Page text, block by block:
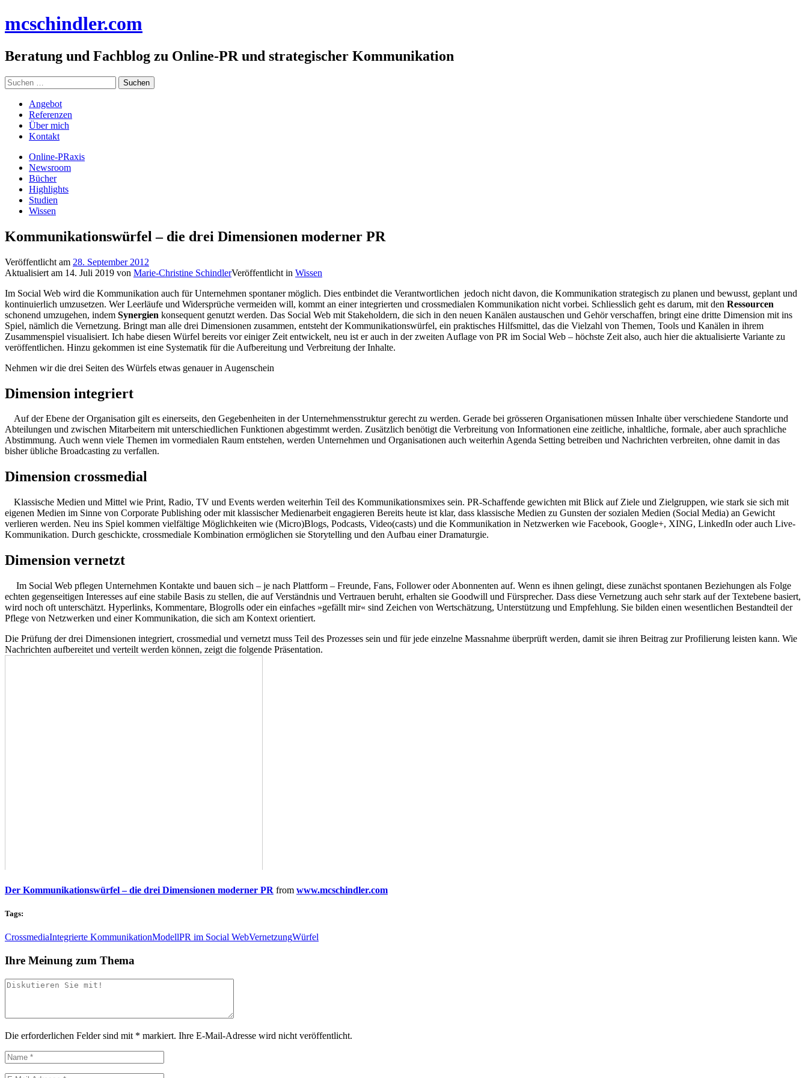
Inhalt
mcschindler.com
Beratung und Fachblog zu Online-PR und strategischer Kommunikation
Suchen
nach:
Angebot
Referenzen
Über mich
Kontakt
Online-PRaxis
Newsroom
Bücher
Highlights
Studien
Wissen
Kommunikationswürfel – die drei Dimensionen moderner PR
Veröffentlicht am 28. September 2012
Aktualisiert am 14. Juli 2019 von Marie-Christine SchindlerVeröffentlicht in Wissen
Im Social Web wird die Kommunikation auch für Unternehmen spontaner möglich. Dies entbindet die Verantwortlichen jedoch nicht davon, die Kommunikation strategisch zu planen und bewusst, geplant und
kontinuierlich umzusetzen. Wer Leerläufe und Widersprüche vermeiden will, kommt an einer integrierten und crossmedialen Kommunikation nicht vorbei. Schliesslich geht es darum, mit den Ressourcen
schonend umzugehen, indem Synergien konsequent genutzt werden. Das Social Web mit Stakeholdern, die sich in den neuen Kanälen austauschen und Gehör verschaffen, bringt eine dritte Dimension mit ins
Spiel, nämlich die Vernetzung. Bringt man alle drei Dimensionen zusammen, entsteht der Kommunikationswürfel, ein praktisches Hilfsmittel, das die Vielzahl von Themen, Tools und Kanälen in ihrem
Zusammenspiel visualisiert. Ich habe diesen Würfel bereits vor einiger Zeit entwickelt, neu ist er auch in der zweiten Auflage von PR im Social Web – höchste Zeit also, auch hier die aktualisierte Variante zu
veröffentlichen. Hinzu gekommen ist eine Systematik für die Aufbereitung und Verbreitung der Inhalte.
Nehmen wir die drei Seiten des Würfels etwas genauer in Augenschein
Dimension integriert
Auf der Ebene der Organisation gilt es einerseits, den Gegebenheiten in der Unternehmensstruktur gerecht zu werden. Gerade bei grösseren Organisationen müssen Inhalte über verschiedene Standorte und
Abteilungen und zwischen Mitarbeitern mit unterschiedlichen Funktionen abgestimmt werden. Zusätzlich benötigt die Verbreitung von Informationen eine zeitliche, inhaltliche, formale, aber auch sprachliche
Abstimmung. Auch wenn viele Themen im vormedialen Raum entstehen, werden Unternehmen und Organisationen auch weiterhin Agenda Setting betreiben und Nachrichten verbreiten, ohne damit in das
bisher übliche Broadcasting zu verfallen.
Dimension crossmedial
Klassische Medien und Mittel wie Print, Radio, TV und Events werden weiterhin Teil des Kommunikationsmixes sein. PR-Schaffende gewichten mit Blick auf Ziele und Zielgruppen, wie stark sie sich mit
eigenen Medien im Sinne von Corporate Publishing oder mit klassischer Medienarbeit engagieren Bereits heute ist klar, dass klassische Medien zu Gunsten der sozialen Medien (Social Media) an Gewicht
verlieren werden. Neu ins Spiel kommen vielfältige Möglichkeiten wie (Micro)Blogs, Podcasts, Video(casts) und die Kommunikation in Netzwerken wie Facebook, Google+, XING, LinkedIn oder auch Live-
Kommunikation. Durch geschickte, crossmediale Kombination ermöglichen sie Storytelling und den Aufbau einer Dramaturgie.
Dimension vernetzt
Im Social Web pflegen Unternehmen Kontakte und bauen sich – je nach Plattform – Freunde, Fans, Follower oder Abonnenten auf. Wenn es ihnen gelingt, diese zunächst spontanen Beziehungen als Folge
echten gegenseitigen Interesses auf eine stabile Basis zu stellen, die auf Verständnis und Vertrauen beruht, erhalten sie Goodwill und Fürsprecher. Dass diese Vernetzung auch sehr stark auf der Textebene basiert,
wird noch oft unterschätzt. Hyperlinks, Kommentare, Blogrolls oder ein einfaches »gefällt mir« sind Zeichen von Wertschätzung, Unterstützung und Empfehlung. Sie bilden einen wesentlichen Bestandteil der
Pflege von Netzwerken und einer Kommunikation, die sich am Kontext orientiert.
Die Prüfung der drei Dimensionen integriert, crossmedial und vernetzt muss Teil des Prozesses sein und für jede einzelne Massnahme überprüft werden, damit sie ihren Beitrag zur Profilierung leisten kann. Wie
Nachrichten aufbereitet und verteilt werden können, zeigt die folgende Präsentation.
Der Kommunikationswürfel – die drei Dimensionen moderner PR from www.mcschindler.com
Tags:
CrossmediaIntegrierte KommunikationModellPR im Social WebVernetzungWürfel
Ihre Meinung zum Thema
Die erforderlichen Felder sind mit * markiert. Ihre E-Mail-Adresse wird nicht veröffentlicht.